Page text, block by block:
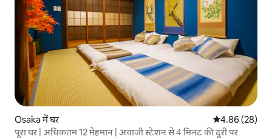
Osaka में घर औसत रेटिंग 5 में
4.86 (28)
पूरा घर | अधिकतम 12 मेहमान | अवाजी स्टेशन से 4 मिनट की दूरी पर